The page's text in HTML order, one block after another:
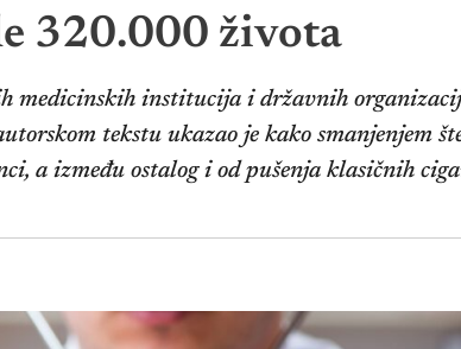
320.000 života
medicinskih institucija i državnih
tekstu ukazao je kako smanjenjem
a između ostalog i od pušenja klasičnih